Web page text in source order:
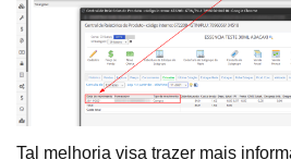
Tal melhoria visa trazer mais